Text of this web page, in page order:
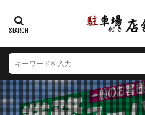
カテゴリー
エリア
北海道 青森県 岩手県
山形県
福島県 茨城県